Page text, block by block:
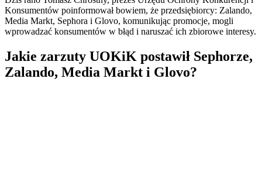
Konsumentów poinformował bowiem, że przedsiębiorcy: Zalando,
Media Markt, Sephora i Glovo, komunikując promocje, mogli
wprowadzać konsumentów w błąd i naruszać ich zbiorowe interesy.
Jakie zarzuty UOKiK postawił Sephorze,
Zalando, Media Markt i Glovo?